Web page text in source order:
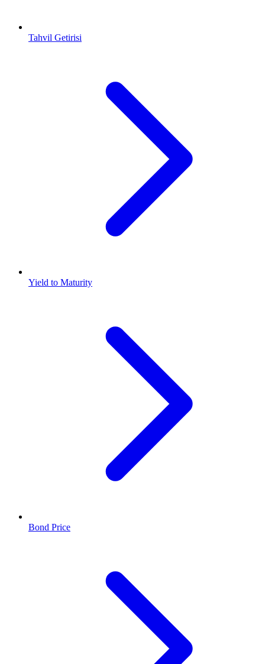
Tahvil Getirisi
Yield to Maturity
Bond Price